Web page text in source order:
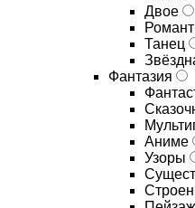
Двое
Танец
Фантазия
Аниме
Узоры